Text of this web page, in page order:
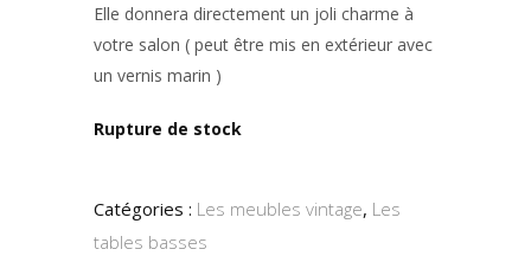
Elle donnera directement un joli charme à
votre salon ( peut être mis en extérieur avec
un vernis marin )
Rupture de stock
Catégories : Les meubles vintage, Les
tables basses